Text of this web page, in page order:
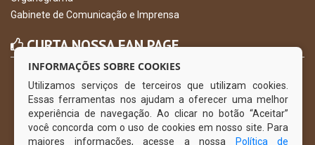
Gabinete de Comunicação e Imprensa
CURTA NOSSA FAN PAGE
INFORMAÇÕES SOBRE COOKIES
Utilizamos serviços de terceiros que utilizam cookies.
Essas ferramentas nos ajudam a oferecer uma melhor
experiência de navegação. Ao clicar no botão “Aceitar”
você concorda com o uso de cookies em nosso site. Para
maiores informações, acesse a nossa
Política de